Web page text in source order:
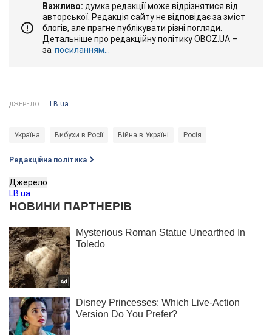
Важливо: думка редакції може відрізнятися від
авторської. Редакція сайту не відповідає за зміст
блогів, але прагне публікувати різні погляди.
Детальніше про редакційну політику OBOZ.UA –
за посиланням...
ДЖЕРЕЛО: LB.ua
Україна Вибухи в Росії Війна в Україні Росія
Редакційна політика
Джерело
LB.ua